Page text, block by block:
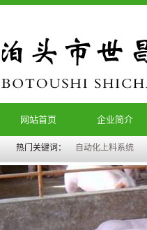
网站首页 企业简介
热门关键词： 自动化上料系统